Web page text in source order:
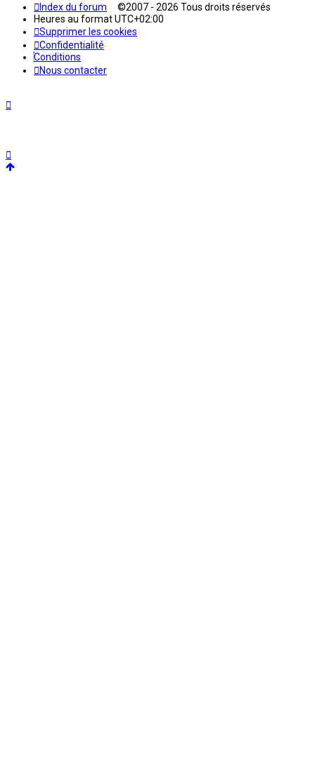
Index du forum ©2007 - 2026 Tous droits réservés
Heures au formatUTC+02:00
Supprimer les cookies
Confidentialité
Conditions
Nous contacter